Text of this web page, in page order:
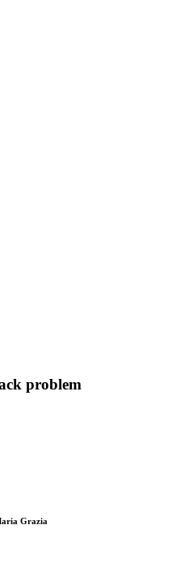
problem
Grazia